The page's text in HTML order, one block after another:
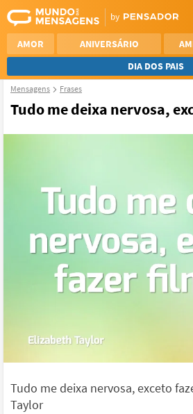
AMOR ANIVERSÁRIO
DIA DOS PAIS
REFLEXÃO
Mensagens Frases
Tudo me deixa nervosa,
Tudo me deixa nervosa, exceto
Taylor